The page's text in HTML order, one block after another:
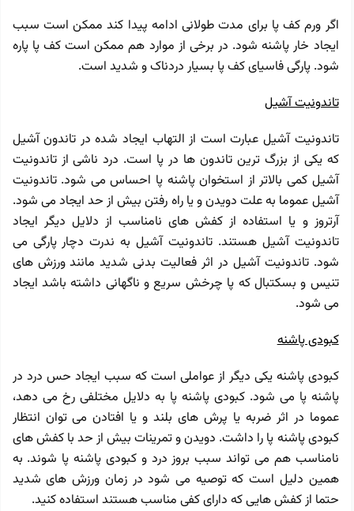
اگر ورم کف پا برای مدت طولانی ادامه پیدا کند ممکن است سبب
ایجاد خار پاشنه شود. در برخی از موارد هم ممکن است کف پا پاره
شود. پارگی فاسیای کف پا بسیار دردناک و شدید است.
تاندونیت آشیل
تاندونیت آشیل عبارت است از التهاب ایجاد شده در تاندون آشیل
که یکی از بزرگ ترین تاندون ها در پا است. درد ناشی از تاندونیت
آشیل کمی ‌بالاتر از استخوان پاشنه پا احساس می شود. تاندونیت
آشیل عموما به علت دویدن و یا راه رفتن بیش از حد ایجاد می شود.
آرتروز و یا استفاده از کفش های نامناسب از دلایل دیگر ایجاد
تاندونیت آشیل هستند. تاندونیت آشیل به ندرت دچار پارگی می
شود. تاندونیت آشیل در اثر فعالیت بدنی شدید مانند ورزش های
تنیس و بسکتبال که پا چرخش سریع و ناگهانی داشته باشد ایجاد
می شود.
کبودی پاشنه
کبودی پاشنه یکی دیگر از عواملی است که سبب ایجاد حس درد در
پاشنه پا می شود. کبودی پاشنه پا به دلایل مختلفی رخ می دهد،
عموما در اثر ضربه یا پرش های بلند و یا افتادن می توان انتظار
کبودی پاشنه پا را داشت. دویدن و تمرینات بیش از حد با کفش های
نامناسب هم می تواند سبب بروز درد و کبودی پاشنه پا شوند. به
همین دلیل است که توصیه می شود در زمان ورزش های شدید
حتما از کفش هایی که دارای کفی مناسب هستند استفاده کنید.